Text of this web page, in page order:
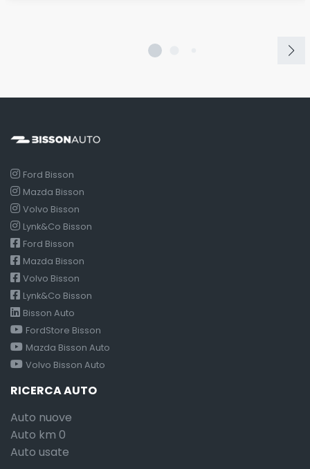
Ford Bisson
Mazda Bisson
Volvo Bisson
Lynk&Co Bisson
Ford Bisson
Mazda Bisson
Volvo Bisson
Lynk&Co Bisson
Bisson Auto
FordStore Bisson
Mazda Bisson Auto
Volvo Bisson Auto
RICERCA AUTO
Auto nuove
Auto km 0
Auto usate